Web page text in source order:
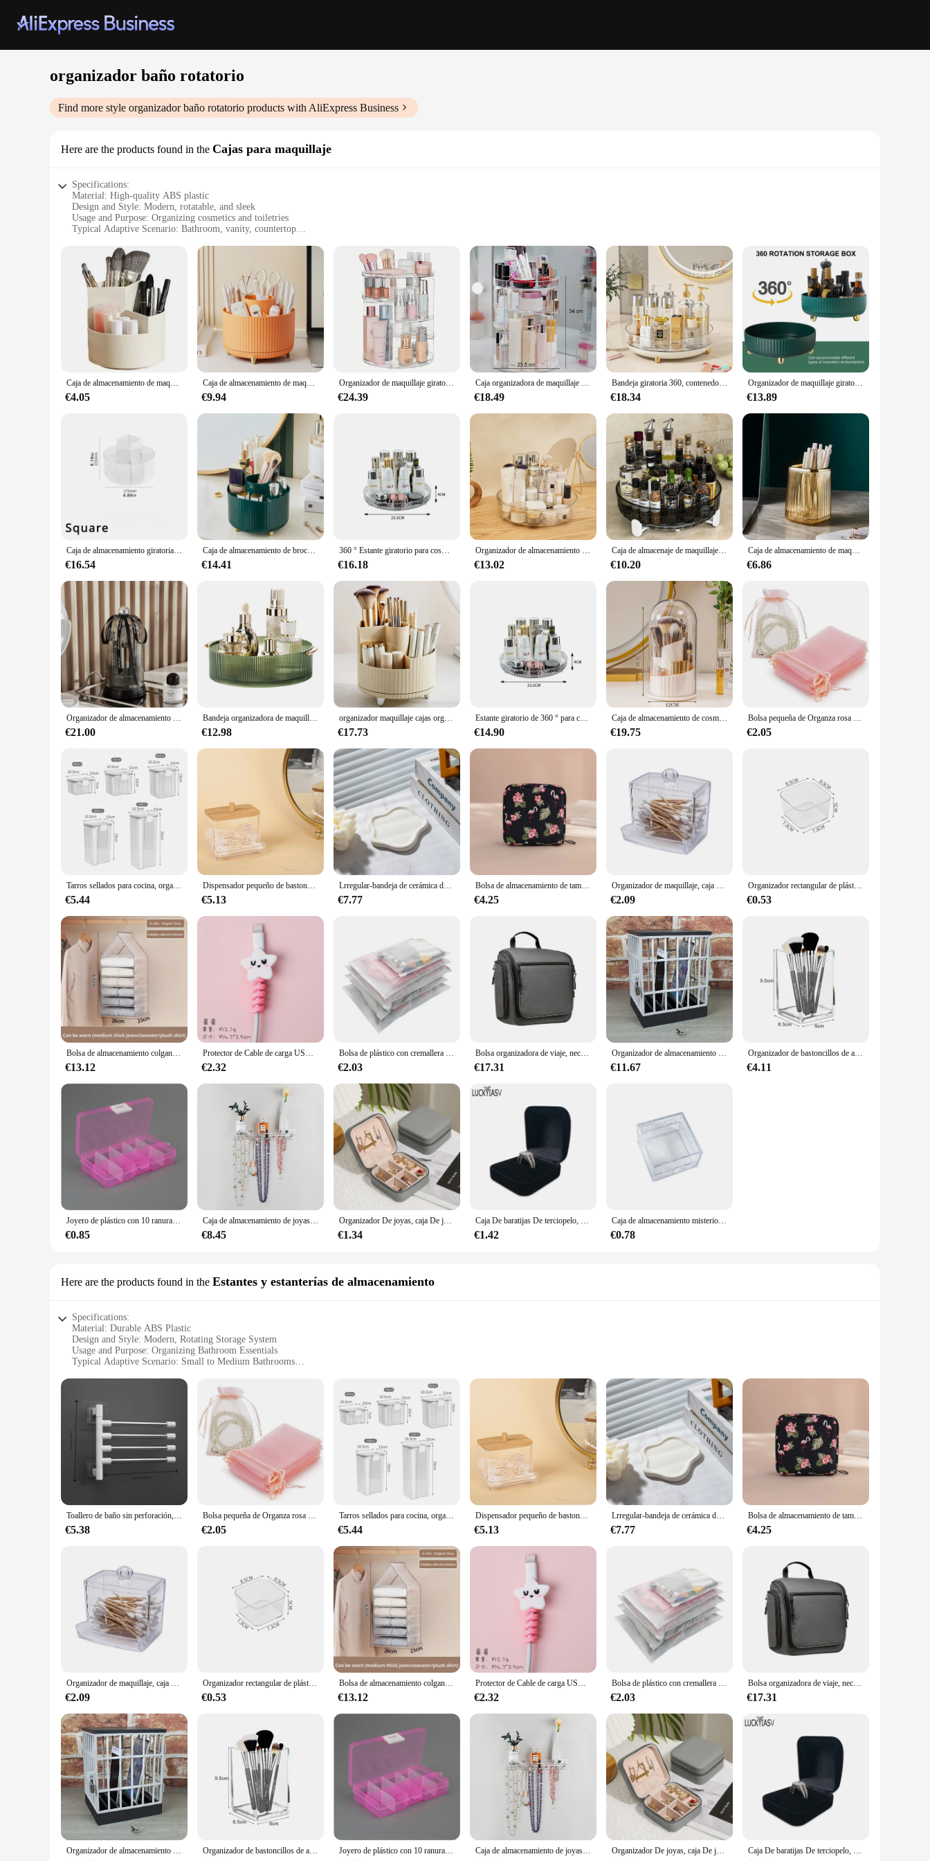
organizador baño rotatorio
Find more style organizador baño rotatorio products with AliExpress Business
Here are the products found in the Cajas para maquillaje
Specifications:
Material: High-quality ABS plastic
Design and Style: Modern, rotatable, and sleek
Usage and Purpose: Organizing cosmetics and toiletries
Typical Adaptive Scenario: Bathroom, vanity, countertop
Performance and Property: Durable and easy to clean
Features:
|Wholesale|Vendors|
**Efficient Organization for Your Bathroom Essentials**
The organizador baño rotatorio is a game-changer for anyone looking to declutter their bathroom space. This innovative cosmetic organizer is not just a storage solution; it's a statement piece that adds
a touch of modern elegance to your vanity. The rotatable feature allows for easy access to your makeup and toiletries, making it a time-saving addition to your daily routine. Whether you're a
professional makeup artist or a casual beauty enthusiast, this organizer caters to all your storage needs.
**Versatile and Space-Saving Design**
Designed with a compact size, this cosmetic organizer doesn't compromise on functionality. Its sleek and modern design ensures that it fits seamlessly into any bathroom decor. The rotatable feature is
compartments to keep everything neatly arranged and within reach.
**Durable and Easy to Clean**
Crafted from high-quality ABS plastic, this organizer is built to last. It withstands the humidity of the bathroom environment, ensuring that your cosmetics and toiletries remain safe and dry. The
smooth surface makes it easy to clean, maintaining its pristine condition over time. This organizer is not just a practical addition to your bathroom; it's an investment in both organization and style.
Caja de almacenamiento de maquillaje giratoria 360, organizador de gran capacidad para baño, portátil, lápiz labial, pincel de maquillaje, portalápices
€4.05
Caja de almacenamiento de maquillaje giratoria 360, organizador de gran capacidad para baño, portátil, lápiz labial, pincel de maquillaje, portalápices
€9.94
Organizador de maquillaje giratorio de 360 °, estante giratorio para encimera de baño, soporte para cosméticos, (transparente)
€24.39
Caja organizadora de maquillaje con rotación de 360 grados, organizador de cosméticos transparente, acrílico desmontable multifunción
€18.49
Bandeja giratoria 360, contenedores de almacenamiento de cocina para tarro de especias, bandeja para aperitivos y alimentos, caja de almacenamiento para el baño, organizador de cosméticos antideslizante
€18.34
Organizador de maquillaje giratorio 360, organizador de cosméticos de gran capacidad, transparente, multicapa, caja organizadora de maquillaje, estante de escritorio para el hogar
€13.89
Caja de almacenamiento giratoria para cosméticos, estante de almacenamiento plano transparente acrílico para maquillaje, tocador de escritorio, 2024
€16.54
Caja de almacenamiento de brochas de maquillaje giratoria de 360 °, organizador portátil de escritorio para cosméticos, lápiz labial, cejas, sombra de ojos, soporte para brochas
€14.41
360 ° Estante giratorio para cosméticos de escritorio, estante de baño de gran capacidad para Perfume, aromaterapia, producto para el cuidado de la piel, organizador de almacenamiento
€16.18
Organizador de almacenamiento giratorio de maquillaje transparente, Acrílico
€13.02
Caja de almacenaje de maquillaje acrílica giratoria, organizador de escritorio de lujo para baño, cocina, estante de almacenamiento de cosméticos
€10.20
Caja de almacenamiento de maquillaje giratoria 360, organizador de gran capacidad para baño, portátil, lápiz labial, pincel de maquillaje, portalápices
€6.86
Organizador de almacenamiento de cosméticos de escritorio para maquillaje giratorio 360, gran capacidad para baño, lápiz labial portátil, soporte para bolígrafo y pincel de maquillaje
€21.00
Bandeja organizadora de maquillaje giratoria 360, soporte redondo para almacenamiento de cosméticos para joyería, estante giratorio para especias y Perfume para baño y cocina
€12.98
organizador maquillaje cajas organizadoras organizador de maquillaje, caja de cosméticos, soporte giratorio para bolígrafos, organizador de baño, cajas organizadoras de plástico, organizador de acrílico, almacenamiento
€17.73
Estante giratorio de 360 ° para cosméticos, estantería de baño de gran capacidad para Perfume, aromaterapia, organizador de productos para el cuidado de la piel
€14.90
Caja de almacenamiento de cosméticos giratoria 360, organizador de escritorio de maquillaje transparente a prueba de polvo, gran capacidad, estante de baño para estudiantes, estuche para bolígrafos
€19.75
Bolsa pequeña de Organza rosa con cordón para joyería, embalaje para envolver pendientes, organizador de negocios de boda, 50 unidades
€2.05
Tarros sellados para cocina, organizador de almacenamiento de granos, tanque grande de plástico a prueba de humedad, juego de tarros de condimentos para el hogar
€5.44
Dispensador pequeño de bastoncillos de algodón, soporte de plástico para palillos de oreja, contenedor de almacenamiento de palillos de dientes cuadrados, encimera decorativa para Baño
€5.13
Lrregular-bandeja de cerámica de tamaño pequeño para exhibición de Joyas, soporte de escritorio para anillos, collares, pendientes, organizador, adorno de almacenamiento, 1 unidad
€7.77
Bolsa de almacenamiento de tampones sanitarios para mujer, organizador impermeable portátil con patrón de dibujos animados
€4.25
Organizador de maquillaje, caja de almacenamiento de cosméticos, organizador de hisopo de algodón, caja de almohadilla de algodón, caja de plástico transparente con tapa a prueba de polvo
€2.09
Organizador rectangular de plástico, caja de almacenamiento con compartimentos para oficina, escritorio, bolígrafo incorporado
€0.53
Bolsa de almacenamiento colgante para armario, organizador para pantalones, calcetines, camisetas, ropa interior, 1 unidad
€13.12
Protector de Cable de carga USB en espiral de dibujos animados, enrollador de bobina de silicona para teléfono móvil, Organizador de Cable, accesorios de teléfono, 1 unidad
€2.32
Bolsa de plástico con cremallera repetible, bolsa de almacenamiento de viaje para cosméticos, organizador de zapatos, organizador de almacenamiento de tela impermeable, 5 uds.
€2.03
Bolsa organizadora de viaje, neceser colgante de maquillaje de gran capacidad, estuche de aseo
€17.31
Organizador de almacenamiento de dispositivos de oficina de mesa, Organizador de cosméticos, teléfono móvil, bloqueo de prisión celular, teléfono inteligente seguro para el hogar
€11.67
Organizador de bastoncillos de algodón con cubierta de bambú, caja redonda de acrílico, contenedor de maquillaje
€4.11
Joyero de plástico con 10 ranuras (ajustable), caja de almacenamiento, organizador de joyería artesanal, cuentas, bricolaje, joyero, Z28
€0.85
Caja de almacenamiento de joyas de acrílico para el hogar, Organizador de 13 ganchos montado en la pared con soporte de exhibición, estante de exhibición de Joyas
€8.45
Organizador De joyas, caja De joyería De viaje, caja De joyería portátil, almacenamiento De cuero, Joyeros Organizador De Joyas
€1.34
Caja De baratijas De terciopelo, Organizador De Joyas, caja De anillos dobles, caja De regalo De boda, Joyeros
€1.42
Caja de almacenamiento misteriosa transparente, organizador, bolsa de almacenamiento, llavero, BILLETERA, bolsa de muñeca, organizador grueso
€0.78
Here are the products found in the Estantes y estanterías de almacenamiento
Specifications:
Material: Durable ABS Plastic
Design and Style: Modern, Rotating Storage System
Usage and Purpose: Organizing Bathroom Essentials
Typical Adaptive Scenario: Small to Medium Bathrooms
Performance and Property: Easy-to-Clean, Water-Resistant Surface
Features:
|Wholesale|Vendors|
**Efficient Space Management**
The organizador baño rotatorio is a revolutionary addition to any bathroom, designed to maximize space and minimize clutter. Its rotating feature allows for easy access to items stored on its shelves,
making it a practical solution for those with limited storage space. The sleek, modern design complements any bathroom decor, while the sturdy ABS plastic construction ensures durability and
longevity.
This storage system is not just aesthetically pleasing; it's also highly functional. The rotating feature is not only convenient but also ensures that items are easily accessible, whether you're reaching for
toiletries or cosmetics. The water-resistant surface makes it an ideal choice for a bathroom environment, where moisture is a common occurrence. Its compact size and lightweight design make it easy
to move and reposition, making it a versatile addition to any bathroom setup.
The organizador baño rotatorio is not just a storage solution; it's a statement piece that enhances the functionality of your bathroom. Its user-friendly design makes it accessible to all, whether you're
looking to organize your bathroom essentials or seeking a stylish addition to your bathroom decor. The rotating feature is not only practical but also adds a touch of elegance to your bathroom.
Whether you're looking to organize your bathroom for yourself or for a client, this product is a perfect choice for those seeking a functional yet stylish storage solution.
Toallero de baño sin perforación, almacenamiento giratorio para colgar en la pared, organizador multicapa, varilla colgante plegable versátil y elegante
€5.38
Bolsa pequeña de Organza rosa con cordón para joyería, embalaje para envolver pendientes, organizador de negocios de boda, 50 unidades
€2.05
Tarros sellados para cocina, organizador de almacenamiento de granos, tanque grande de plástico a prueba de humedad, juego de tarros de condimentos para el hogar
€5.44
Dispensador pequeño de bastoncillos de algodón, soporte de plástico para palillos de oreja, contenedor de almacenamiento de palillos de dientes cuadrados, encimera decorativa para Baño
€5.13
Lrregular-bandeja de cerámica de tamaño pequeño para exhibición de Joyas, soporte de escritorio para anillos, collares, pendientes, organizador, adorno de almacenamiento, 1 unidad
€7.77
Bolsa de almacenamiento de tampones sanitarios para mujer, organizador impermeable portátil con patrón de dibujos animados
€4.25
Organizador de maquillaje, caja de almacenamiento de cosméticos, organizador de hisopo de algodón, caja de almohadilla de algodón, caja de plástico transparente con tapa a prueba de polvo
€2.09
Organizador rectangular de plástico, caja de almacenamiento con compartimentos para oficina, escritorio, bolígrafo incorporado
€0.53
Bolsa de almacenamiento colgante para armario, organizador para pantalones, calcetines, camisetas, ropa interior, 1 unidad
€13.12
Protector de Cable de carga USB en espiral de dibujos animados, enrollador de bobina de silicona para teléfono móvil, Organizador de Cable, accesorios de teléfono, 1 unidad
€2.32
Bolsa de plástico con cremallera repetible, bolsa de almacenamiento de viaje para cosméticos, organizador de zapatos, organizador de almacenamiento de tela impermeable, 5 uds.
€2.03
Bolsa organizadora de viaje, neceser colgante de maquillaje de gran capacidad, estuche de aseo
€17.31
Organizador de almacenamiento de dispositivos de oficina de mesa, Organizador de cosméticos, teléfono móvil, bloqueo de prisión celular, teléfono inteligente seguro para el hogar Organizador de bastoncillos de algodón con cubierta de bambú, caja redonda de acrílico, contenedor de maquillaje Joyero de plástico con 10 ranuras (ajustable), caja de almacenamiento, organizador de joyería artesanal, cuentas, bricolaje, joyero, Z28 Caja de almacenamiento de joyas de acrílico para el hogar, Organizador de 13 ganchos montado en la pared con soporte de exhibición, estante de exhibición de Joyas Organizador De joyas, caja De joyería De viaje, caja De joyería portátil, almacenamiento De cuero, Joyeros Organizador De Joyas Caja De baratijas De terciopelo, Organizador De Joyas, caja De anillos dobles, caja De regalo De boda, Joyeros